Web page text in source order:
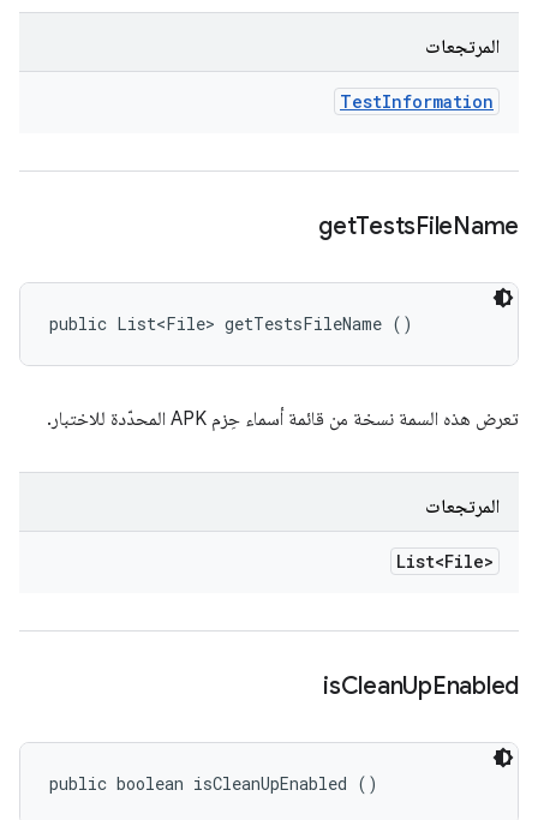
المرتجعات
TestInformation
getTestsFileName
public List<File> getTestsFileName ()
تعرض هذه السمة نسخة من قائمة أسماء حِزم APK المحدّدة للاختبار.
المرتجعات
List<File>
isCleanUpEnabled
public boolean isCleanUpEnabled ()